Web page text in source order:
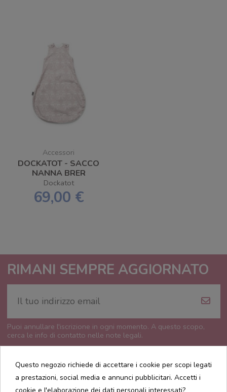
Accessori
DOCKATOT - SACCO
NANNA BRER
RABBIT 6-18 MESI
Dockatot
69,00 €
RIMANI SEMPRE AGGIORNATO
Puoi annullare l'iscrizione in ogni momento. A questo scopo,
cerca le info di contatto nelle note legali.
Questo negozio richiede di accettare i cookie per scopi legati
a prestazioni, social media e annunci pubblicitari. Accetti i